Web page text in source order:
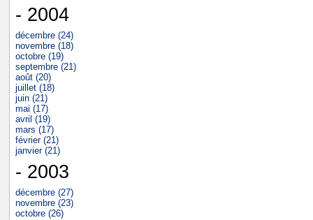
- 2004
décembre (24)
novembre (18)
octobre (19)
septembre (21)
août (20)
juillet (18)
juin (21)
mai (17)
avril (19)
mars (17)
février (21)
janvier (21)
- 2003
décembre (27)
novembre (23)
octobre (26)